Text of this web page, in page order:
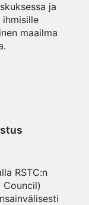
ja
ihmisille
maailma
RSTC:n
Council)